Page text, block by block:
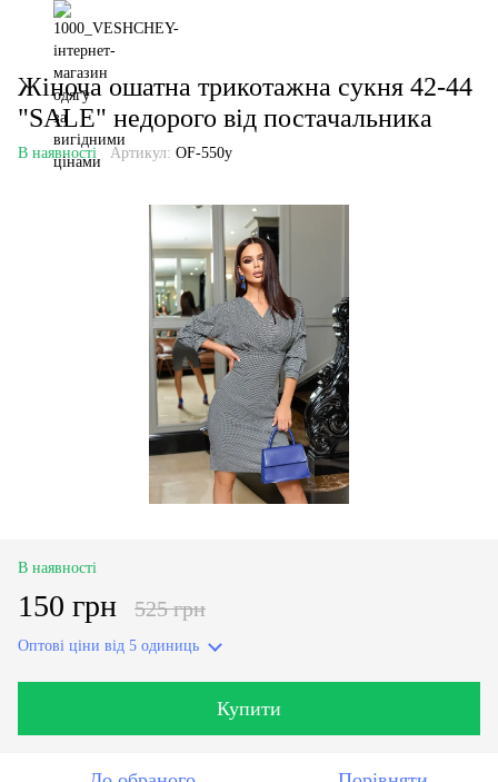
Жіноча ошатна трикотажна сукня 42-44
"SALE" недорого від постачальника
В наявності Артикул: OF-550y
В наявності
150 грн 525 грн
Оптові ціни від 5 одиниць
Купити